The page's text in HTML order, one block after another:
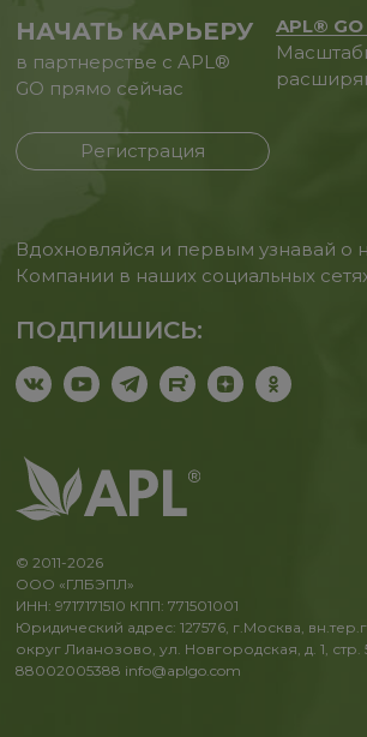
НАЧАТЬ КАРЬЕРУ
в партнерстве с APL®
GO прямо сейчас
Регистрация
APL®
Вдохновляйся и первым узнавай о
Компании в наших социальных
ПОДПИШИСЬ:
© 2011-2026
ООО «ГЛБЭПЛ»
ИНН: 9717171510 КПП: 771501001
Юридический адрес: 127576, г.Москва,
округ Лианозово, ул. Новгородская, д. 1, стр.
88002005388 info@aplgo.com